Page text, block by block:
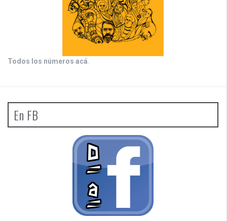
Todos los números acá
En FB